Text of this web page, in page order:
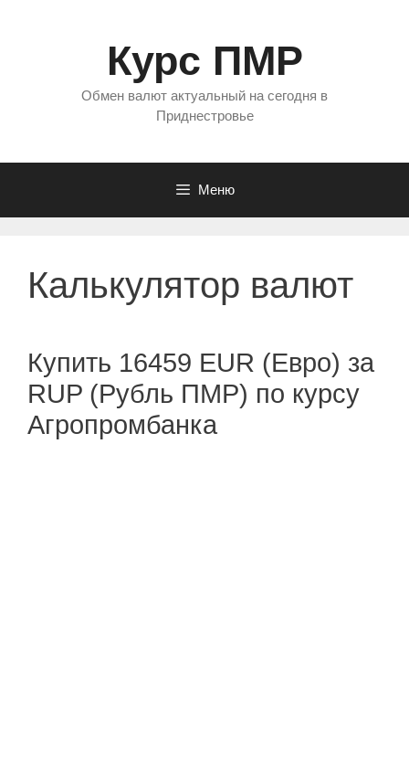
Курс ПМР
Обмен валют актуальный на сегодня в
Приднестровье
Меню
Калькулятор валют
Купить 16459 EUR (Евро) за
RUP (Рубль ПМР) по курсу
Агропромбанка